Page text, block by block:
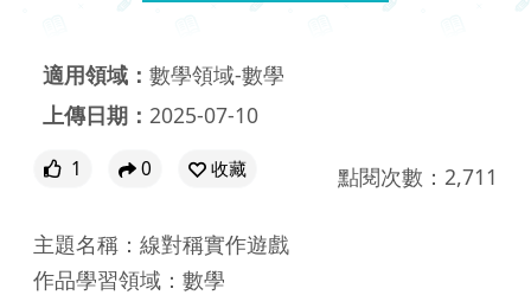
適用領域： 數學領域-數學
上傳日期： 2025-07-10
1 0 收藏 點閱次數：2,711
主題名稱：線對稱實作遊戲
作品學習領域：數學